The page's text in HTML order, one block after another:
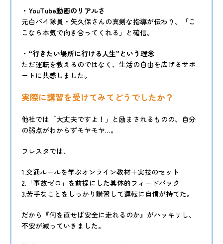
・YouTube動画のリアルさ
元白バイ隊員・矢久保さんの真剣な指導が伝わり、「こ
こなら本気で向き合ってくれる」と確信。
・“行きたい場所に行ける人生”という理念
ただ運転を教えるのではなく、生活の自由を広げるサポ
ートに共感しました。
実際に講習を受けてみてどうでしたか？
他社では「大丈夫ですよ！」と励まされるものの、自分
の弱点がわからずモヤモヤ…。
フレスタでは、
1.交通ルールを学ぶオンライン教材＋実技のセット
2.「事故ゼロ」を前提にした具体的フィードバック
3.苦手なことをしっかり講習して運転に自信が持てた。
だから『何を直せば安全に走れるのか』がハッキリし、
不安が減っていきました。